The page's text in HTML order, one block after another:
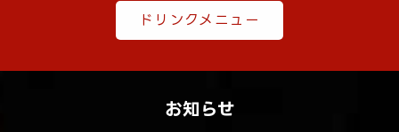
ドリンクメニュー
お知らせ